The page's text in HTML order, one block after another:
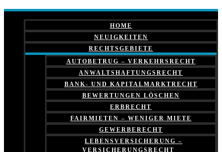
HOME
NEUIGKEITEN
RECHTSGEBIETE
AUTOBETRUG – VERKEHRSRECHT
ANWALTSHAFTUNGSRECHT
BANK- UND KAPITALMARKTRECHT
BEWERTUNGEN LÖSCHEN
ERBRECHT
FAIRMIETEN – WENIGER MIETE
GEWERBERECHT
LEBENSVERSICHERUNG –
VERSICHERUNGSRECHT